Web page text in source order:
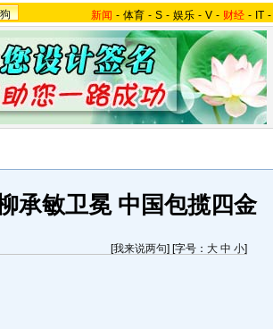
新闻 - 体育 - S - 娱乐 - V - 财经 - IT -
承敏卫冕 中国包揽四金
[我来说两句] [字号： 大 中 小]